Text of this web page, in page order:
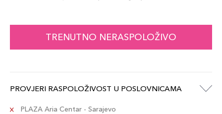
TRENUTNO NERASPOLOŽIVO
PROVJERI RASPOLOŽIVOST U POSLOVNICAMA
PLAZA Aria Centar - Sarajevo